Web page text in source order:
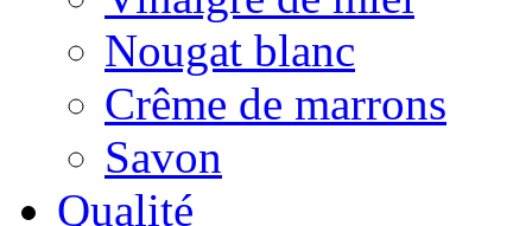
Nougat blanc
Crême de marrons
Savon
Qualité